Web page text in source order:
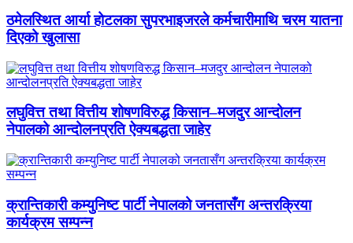
ठमेलस्थित आर्या होटलका सुपरभाइजरले कर्मचारीमाथि चरम यातना
दिएको खुलासा
लघुवित्त तथा वित्तीय शोषणविरुद्ध किसान–मजदुर आन्दोलन
नेपालको आन्दोलनप्रति ऐक्यबद्धता जाहेर
क्रान्तिकारी कम्युनिष्ट पार्टी नेपालको जनतासँग अन्तरक्रिया
कार्यक्रम सम्पन्न